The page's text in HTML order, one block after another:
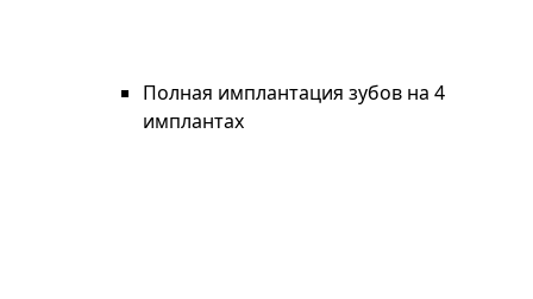
Полная имплантация зубов на 4
имплантах